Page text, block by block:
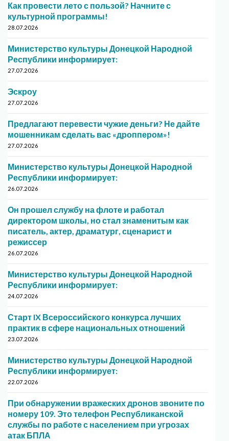
Как провести лето с пользой? Начните с
культурной программы!
28.07.2026
Министерство культуры Донецкой Народной
Республики информирует:
27.07.2026
Эскроу
27.07.2026
Предлагают перевести чужие деньги? Не дайте
мошенникам сделать вас «дроппером»!
27.07.2026
Министерство культуры Донецкой Народной
Республики информирует:
26.07.2026
Он прошел службу на флоте и работал
директором школы, но стал знаменитым как
писатель, актер, драматург, сценарист и
режиссер
26.07.2026
Министерство культуры Донецкой Народной
Республики информирует:
24.07.2026
Старт IX Всероссийского конкурса лучших
практик в сфере национальных отношений
23.07.2026
Министерство культуры Донецкой Народной
Республики информирует:
22.07.2026
При обнаружении вражеских дронов звоните по
номеру 109. Это телефон Республиканской
службы по работе с населением при угрозах
атак БПЛА